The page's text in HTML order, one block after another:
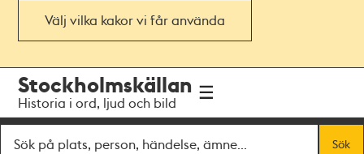
Välj vilka kakor vi får använda
navigationen
huvudinnehållet
Stockholmskällan
Historia i ord, ljud och bild
Sök